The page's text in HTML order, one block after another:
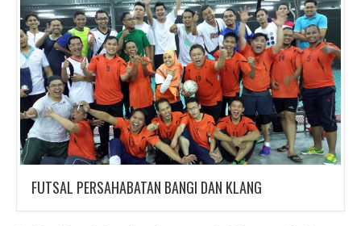
FUTSAL PERSAHABATAN BANGI DAN KLANG